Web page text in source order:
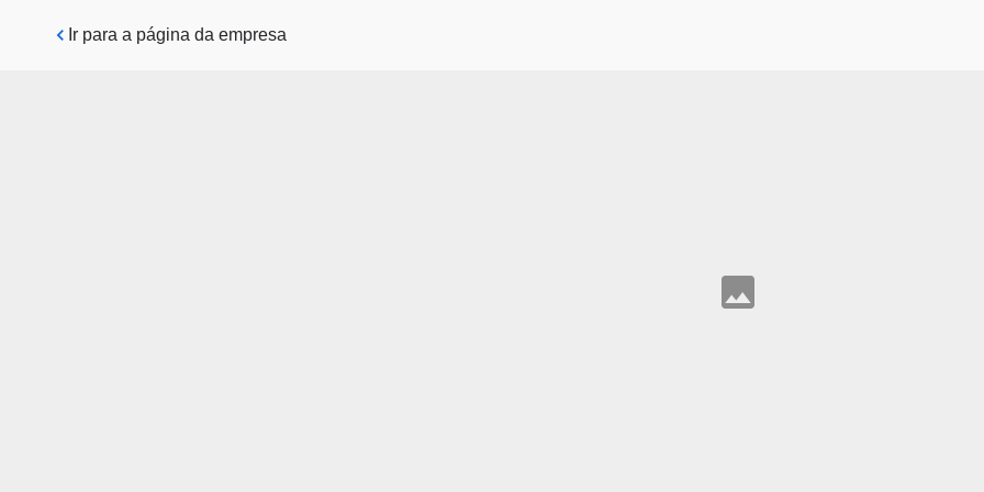
Pular para o conteúdo principal
Ir para a página da empresa